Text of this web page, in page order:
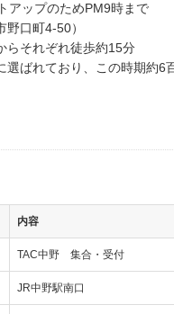
プのためPM9時まで
口町4-50）
らそれぞれ徒歩約15分
選ばれており、この時期約6
内容
TAC中野 集合・受付
JR中野駅南口